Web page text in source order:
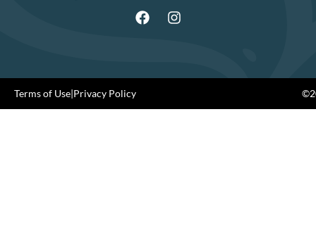
Terms of Use|Privacy Policy